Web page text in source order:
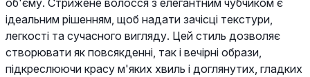
ідеальним рішенням, щоб надати зачісці текстури,
легкості та сучасного вигляду. Цей стиль дозволяє
створювати як повсякденні, так і вечірні образи,
підкреслюючи красу м'яких хвиль і доглянутих, гладких